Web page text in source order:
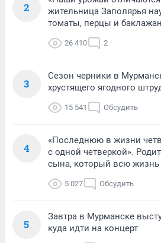
2
жительница Заполярья
томаты, перцы и
26 410 2
3
Сезон черники в
хрустящего ягодного
15 541 Обсудить
4
«Последнюю в жизни
с одной четверкой».
сына, который всю жизнь
5 027 Обсудить
5
Завтра в Мурманске
куда идти на концерт